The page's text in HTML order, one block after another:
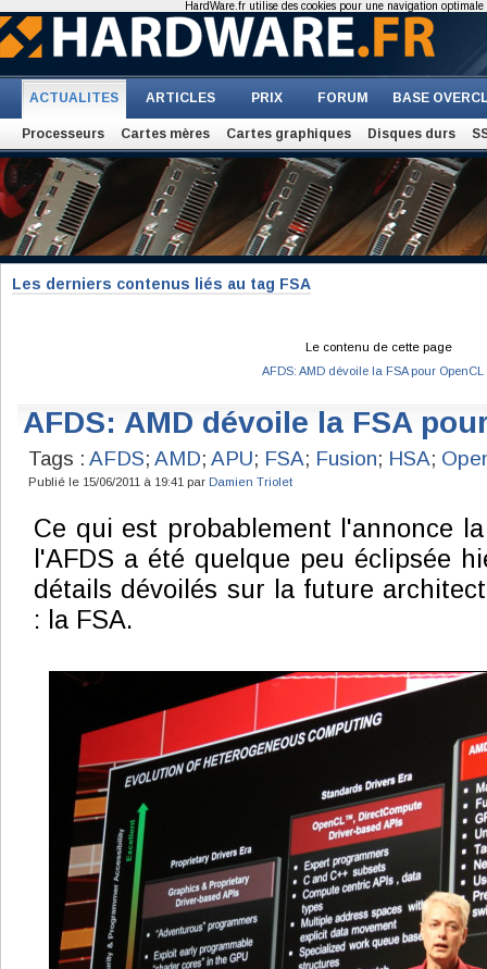
ACTUALITES ARTICLES PRIX FORUM BASE
Processeurs Cartes mères Cartes graphiques Disques durs
Les derniers contenus liés au tag FSA
Le contenu de cette page
AFDS: AMD dévoile la FSA pour OpenCL
AFDS: AMD dévoile la FSA
Tags : AFDS; AMD; APU; FSA; Fusion; HSA;
Publié le 15/06/2011 à 19:41 par Damien Triolet
Ce qui est probablement l'annonce
l'AFDS a été quelque peu éclipsée
détails dévoilés sur la future
: la FSA.
HardWare.fr utilise des cookies pour une navigation